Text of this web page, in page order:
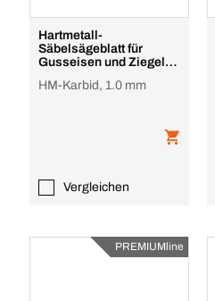
Hartmetall-
Säbelsägeblatt für
Gusseisen und Ziegel
HM-Karbid, 1.0 mm
Vergleichen
PREMIUMline